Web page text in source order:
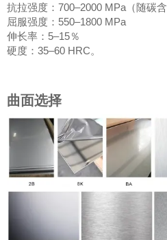
抗拉强度：700–2000 MPa（随碳含
屈服强度：550–1800 MPa
伸长率：5–15％
硬度：35–60 HRC。
曲面选择